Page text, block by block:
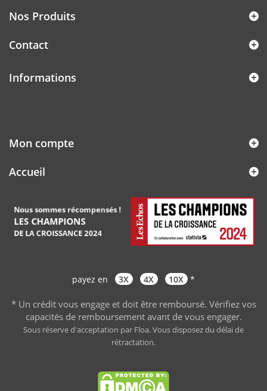
Nos Produits
Contact
Informations
Mon compte
Accueil
payez en 3X 4X 10X *
* Un crédit vous engage et doit être remboursé. Vérifiez vos
capacités de remboursement avant de vous engager.
Sous réserve d'acceptation par Floa. Vous disposez du délai de
rétractation.